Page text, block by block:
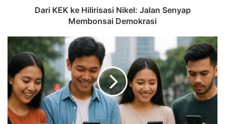
Dari KEK ke Hilirisasi Nikel: Jalan Senyap
Membonsai Demokrasi